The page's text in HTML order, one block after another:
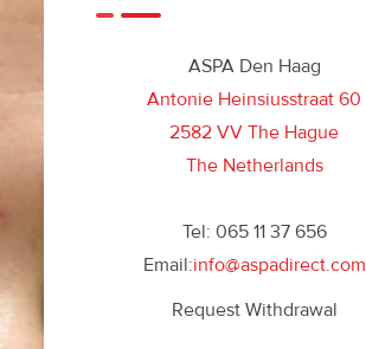
ASPA Den Haag
Antonie Heinsiusstraat 60
2582 VV The Hague
The Netherlands
Tel: 065 11 37 656
Email:info@aspadirect.com
Request Withdrawal